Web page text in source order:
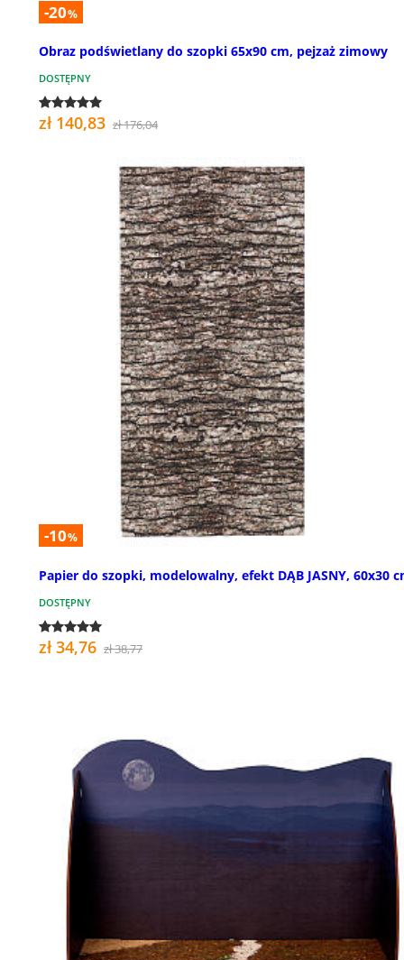
-20%
Obraz podświetlany do szopki 65x90 cm, pejzaż zimowy
DOSTĘPNY
zł 140,83 zł 176,04
-10%
Papier do szopki, modelowalny, efekt DĄB JASNY, 60x30
DOSTĘPNY
zł 34,76 zł 38,77